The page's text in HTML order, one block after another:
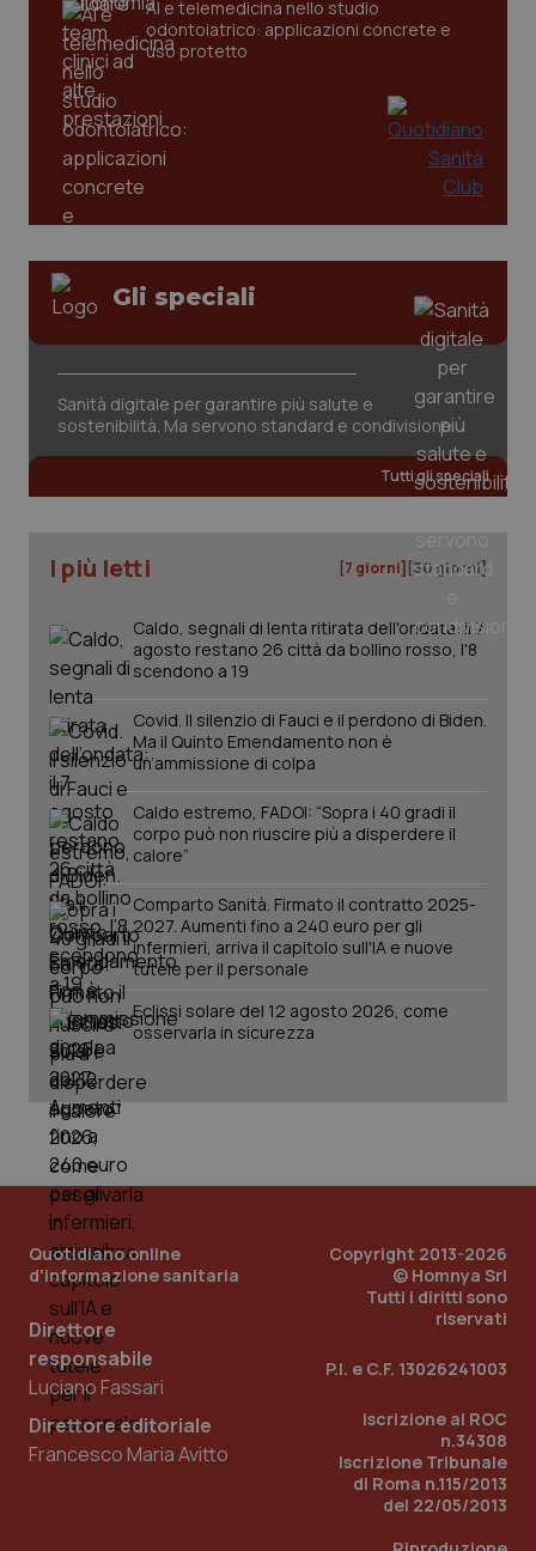
AI e telemedicina nello studio
odontoiatrico: applicazioni concrete e
uso protetto
Gli speciali
Sanità digitale per garantire più salute e
sostenibilità. Ma servono standard e condivisione
Tutti gli speciali
I più letti [7 giorni] [30 giorni]
Caldo, segnali di lenta ritirata dell'ondata: il 7
agosto restano 26 città da bollino rosso, l'8
scendono a 19
Covid. Il silenzio di Fauci e il perdono di Biden.
Ma il Quinto Emendamento non è
un’ammissione di colpa
Caldo estremo, FADOI: “Sopra i 40 gradi il
corpo può non riuscire più a disperdere il
calore”
Comparto Sanità. Firmato il contratto 2025-
2027. Aumenti fino a 240 euro per gli
infermieri, arriva il capitolo sull'IA e nuove
tutele per il personale
Eclissi solare del 12 agosto 2026, come
osservarla in sicurezza
Quotidiano online
d'informazione sanitaria
Direttore
responsabile
Luciano Fassari
Direttore editoriale
Francesco Maria Avitto
Copyright 2013-2026
© Homnya Srl
Tutti i diritti sono
riservati
P.I. e C.F. 13026241003
Iscrizione al ROC
n.34308
Iscrizione Tribunale
di Roma n.115/2013
del 22/05/2013
tracking-sites-ironfish-
tracking-enable
www.quotidianosanita.it
session-id
.quotidianosanita.it
PHPSESSID
www.quotidianosanita.it
.quotidianosanita.it
1